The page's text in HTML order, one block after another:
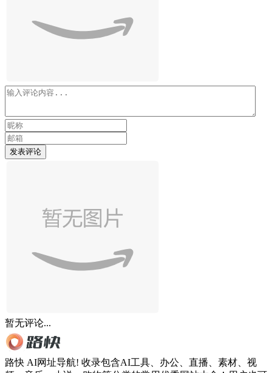
发表评论
暂无评论...
路快 AI网址导航! 收录包含AI工具、办公、直播、素材、视